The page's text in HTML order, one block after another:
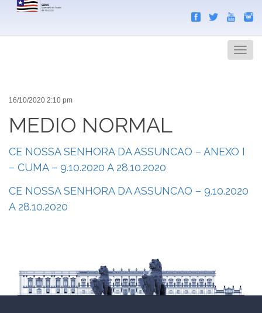
Menu
16/10/2020 2:10 pm
MEDIO NORMAL
CE NOSSA SENHORA DA ASSUNCAO – ANEXO I
– CUMA – 9.10.2020 A 28.10.2020
CE NOSSA SENHORA DA ASSUNCAO – 9.10.2020
A 28.10.2020